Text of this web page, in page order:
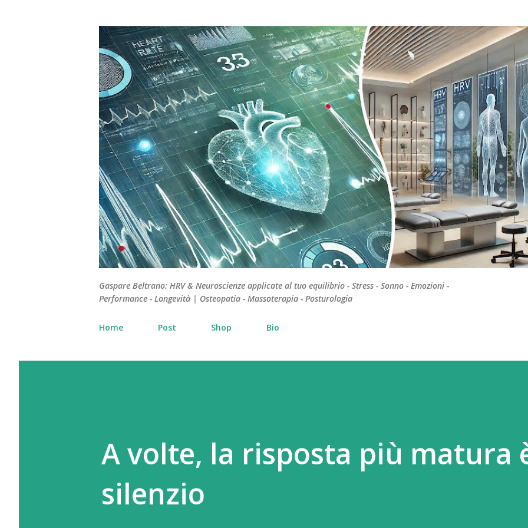
Gaspare Beltrano: HRV & Neuroscienze applicate al tuo equilibrio - Stress - Sonno - Emozioni -
Performance - Longevità | Osteopatia - Massoterapia - Posturologia
Home Post Shop Bio
A volte, la risposta più matura
silenzio